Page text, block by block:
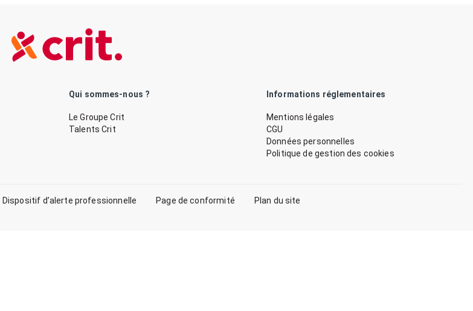
Qui sommes-nous ?
Le Groupe Crit
Talents Crit
Informations réglementaires
Mentions légales
CGU
Données personnelles
Politique de gestion des cookies
Dispositif d’alerte professionnelle Page de conformité Plan du site